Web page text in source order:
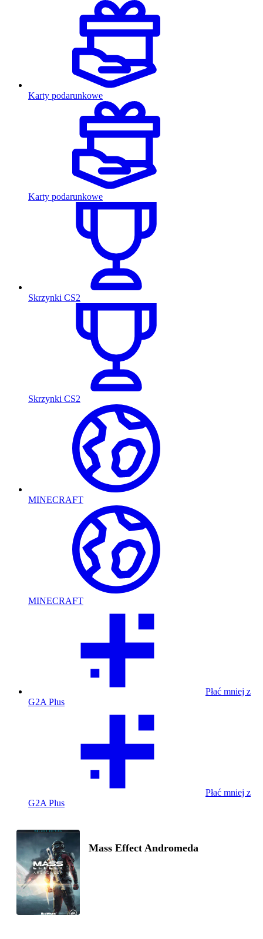
Karty podarunkowe
Karty podarunkowe
Skrzynki CS2
Skrzynki CS2
MINECRAFT
MINECRAFT
Płać mniej z
G2A Plus
Płać mniej z
G2A Plus
Mass Effect Andromeda